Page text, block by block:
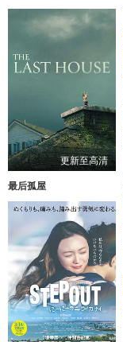
更新至高清
最后孤屋